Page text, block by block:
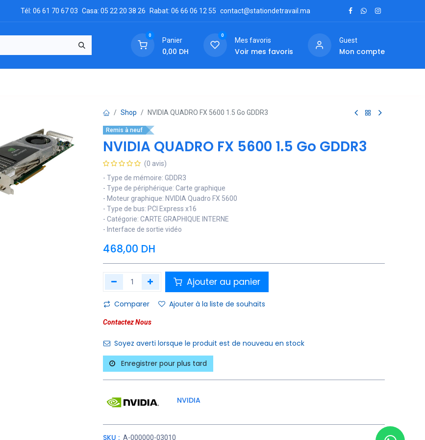
Tél: 06 61 70 67 03 Casa: 05 22 20 38 26 Rabat: 06 66 06 12 55 contact@stationdetravail.ma
0
Panier
0,00 DH
0
Mes favoris
Voir mes favoris
Guest
Mon compte
Shop NVIDIA QUADRO FX 5600 1.5 Go GDDR3
Remis à neuf
NVIDIA QUADRO FX 5600 1.5 Go GDDR3
(0 avis)
- Type de mémoire: GDDR3
- Type de périphérique: Carte graphique
- Moteur graphique: NVIDIA Quadro FX 5600
- Type de bus: PCI Express x16
- Catégorie: CARTE GRAPHIQUE INTERNE
- Interface de sortie vidéo
468,00 DH
Ajouter au panier
Comparer Ajouter à la liste de souhaits
Contactez Nous
Soyez averti lorsque le produit est de nouveau en stock
Enregistrer pour plus tard
NVIDIA
SKU : A-000000-03010